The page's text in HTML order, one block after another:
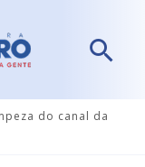
do canal da